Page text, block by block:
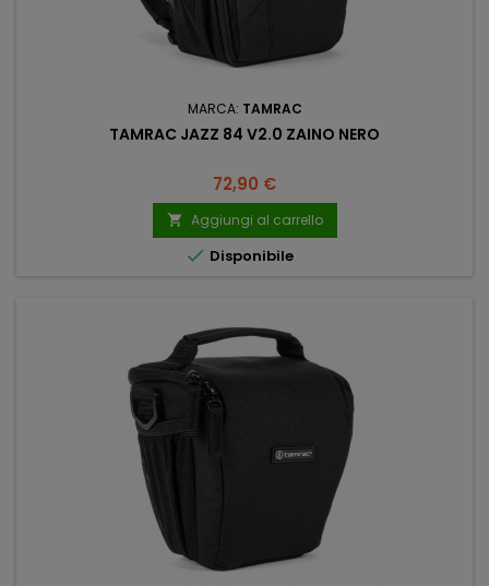
MARCA: TAMRAC
TAMRAC JAZZ 84 V2.0 ZAINO NERO
Prezzo
72,90 €
 Aggiungi al carrello
 Disponibile